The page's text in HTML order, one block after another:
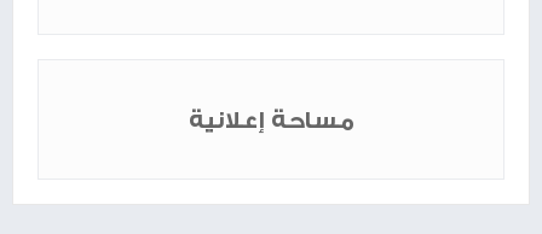
مساحة إعلانية